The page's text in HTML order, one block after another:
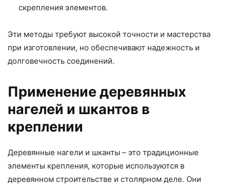
скрепления элементов.
Эти методы требуют высокой точности и мастерства
при изготовлении, но обеспечивают надежность и
долговечность соединений.
Применение деревянных
нагелей и шкантов в
креплении
Деревянные нагели и шканты – это традиционные
элементы крепления, которые используются в
деревянном строительстве и столярном деле. Они